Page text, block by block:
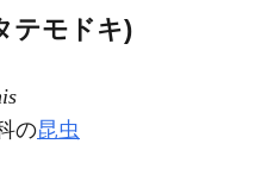
テモドキ)
の昆虫